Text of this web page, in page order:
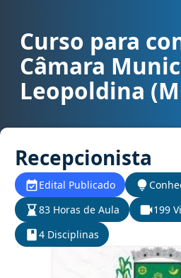
Curso para concurso Câmara
Curso para
Câmara
Leopoldina
Recepcionista
Edital Publicado
83 Horas de Aula
199
4 Disciplinas